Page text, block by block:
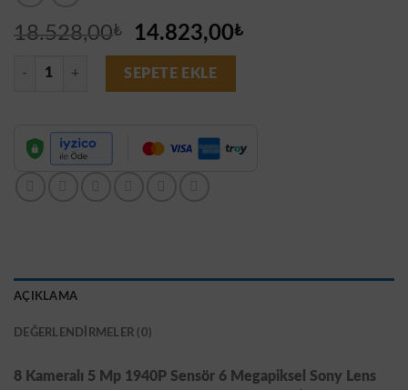
18.528,00₺
Orijinal
fiyat:
18.528,00₺.
14.823,00₺Şu
8 Kameralı 5 Mp 1940P Sensör 6 Megapiksel Sony Lens Metal Kasa Ip
SEPETE EKLE
AÇIKLAMA
DEĞERLENDIRMELER (0)
8 Kameralı 5 Mp 1940P Sensör 6 Megapiksel Sony Lens